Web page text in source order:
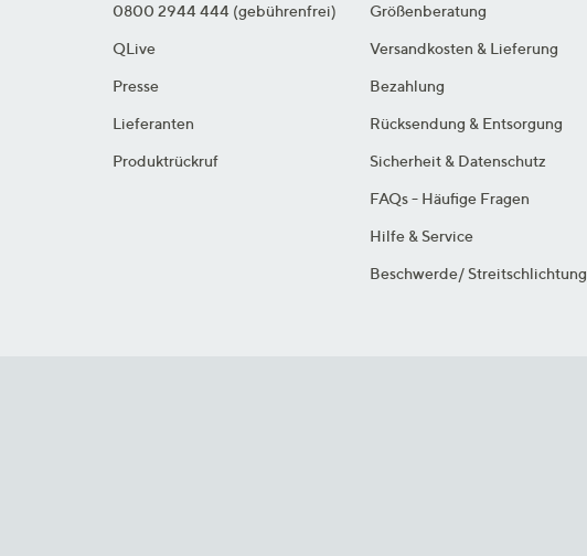
0800 2944 444 (gebührenfrei)
QLive
Presse
Lieferanten
Produktrückruf
Größenberatung
Versandkosten & Lieferung
Bezahlung
Rücksendung & Entsorgung
Sicherheit & Datenschutz
FAQs - Häufige Fragen
Hilfe & Service
Beschwerde/ Streitschlichtung